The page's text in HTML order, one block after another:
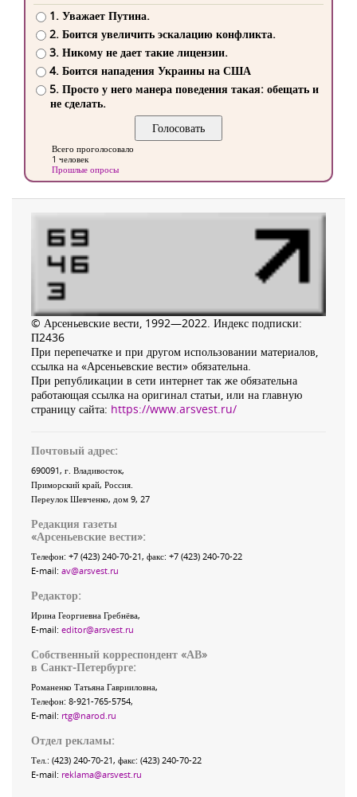
1. Уважает Путина.
2. Боится увеличить эскалацию конфликта.
3. Никому не дает такие лицензии.
4. Боится нападения Украины на США
5. Просто у него манера поведения такая: обещать и
не сделать.
Всего проголосовало
1 человек
Прошлые опросы
© Арсеньевские вести, 1992—2022. Индекс подписки:
П2436
При перепечатке и при другом использовании материалов,
ссылка на «Арсеньевские вести» обязательна.
При републикации в сети интернет так же обязательна
работающая ссылка на оригинал статьи, или на главную
страницу сайта: https://www.arsvest.ru/
Почтовый адрес:
690091, г. Владивосток,
Приморский край, Россия
Переулок Шевченко, дом 9, 27
Редакция газеты
«Арсеньевские вести»:
Телефон: +7 (423) 240-70-21, факс: +7 (423) 240-70-22
E-mail: av@arsvest.ru
Редактор:
Ирина Георгиевна Гребнёва,
E-mail: editor@arsvest.ru
Собственный корреспондент «АВ»
в Санкт-Петербурге:
Романенко Татьяна Гаврииловна,
Телефон: 8-921-765-5754,
E-mail: rtg@narod.ru
Отдел рекламы:
Тел.: (423) 240-70-21, факс: (423) 240-70-22
E-mail: reklama@arsvest.ru